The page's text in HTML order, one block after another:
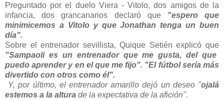
Preguntado por el duelo Viera - Vitolo, dos amigos de la
infancia, dos grancanarios declaró que "espero que
minimicemos a Vitolo y que Jonathan tenga un buen
día".
Sobre el entrenador sevillista, Quique Setién explicó que
"Sampaoli es un entrenador que me gusta, del que
puedo aprender y en el que me fijo". "El fútbol sería más
divertido con otros como él".
Y, por último, el entrenador amarillo dejó un deseo "ojalá
estemos a la altura de la expectativa de la afición".